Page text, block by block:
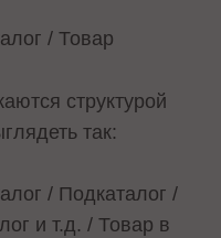
/ Товар
структурой
так:
/ Подкаталог /
и т.д. / Товар в